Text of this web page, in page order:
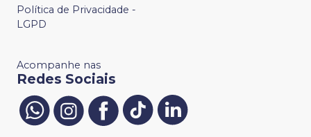
Política de Privacidade -
LGPD
Acompanhe nas
Redes Sociais